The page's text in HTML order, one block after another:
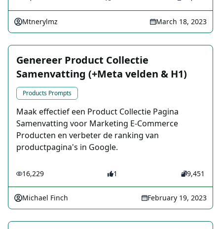
Mtnerylmz March 18, 2023
Genereer Product Collectie
Samenvatting (+Meta velden & H1)
Products Prompts
Maak effectief een Product Collectie Pagina
Samenvatting voor Marketing E-Commerce
Producten en verbeter de ranking van
productpagina's in Google.
16,229 1 9,451
Michael Finch February 19, 2023